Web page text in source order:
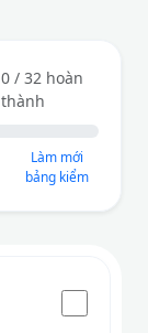
0 / 32 hoàn
thành
Làm mới
bảng kiểm